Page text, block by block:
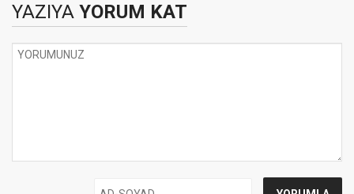
YAZIYA YORUM KAT